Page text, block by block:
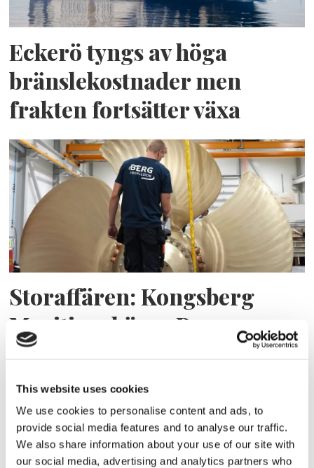
This website uses cookies
We use cookies to personalise content and ads, to
provide social media features and to analyse our traffic.
We also share information about your use of our site with
our social media, advertising and analytics partners who
Eckerö tyngs av höga
bränslekostnader men
frakten fortsätter växa
Storaffären: Kongsberg
Maritime köper Berg
Propulsion